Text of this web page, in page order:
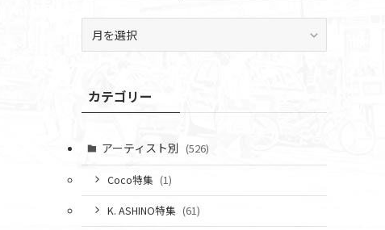
ブカテゴリー
アーティスト別 (526)
Coco特集 (1)
K. ASHINO特集 (61)